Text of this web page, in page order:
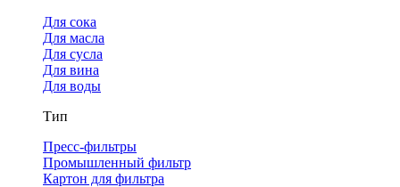
Для сока
Для масла
Для сусла
Для вина
Для воды
Тип
Пресс-фильтры
Промышленный фильтр
Картон для фильтра